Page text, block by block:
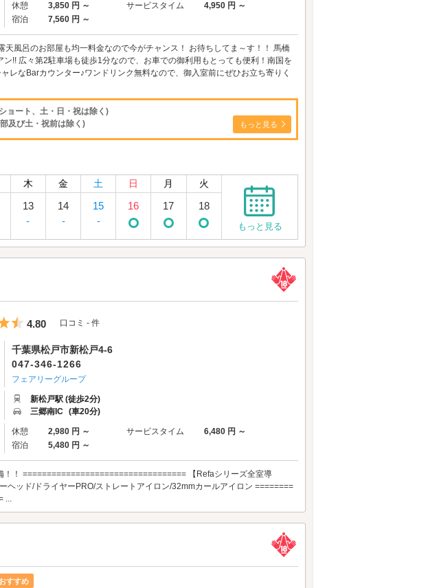
休憩 3,850 円 ～ サービスタイム
4,950 円 ～
宿泊
7,560 円 ～
風呂のお部屋も均一料金なので今がチャンス！ お待ちしてま～す！！ 馬橋
!! 広々第2駐車場も徒歩1分なので、お車での御利用もとっても便利！南国を
レなBarカウンター♪ワンドリンク無料なので、御入室前にぜひお立ち寄りく
ョート、土・日・祝は除く)
及び土・祝前は除く)
もっと見る
木 金 土 日 月 火
13
-
14
-
15
-
16 17 18
もっと見る
5つ星のうち4.5
4.80 口コミ - 件
千葉県松戸市新松戸4-6
047-346-1266
フェアリーグループ
新松戸駅 (徒歩2分)
三郷南IC (車20分)
休憩 2,980 円 ～ サービスタイム
6,480 円 ～
宿泊
5,480 円 ～
！ ================================== 【Refaシリーズ全室導
ヘッド/ドライヤーPRO/ストレートアイロン/32mmカールアイロン ========
...
すすめ